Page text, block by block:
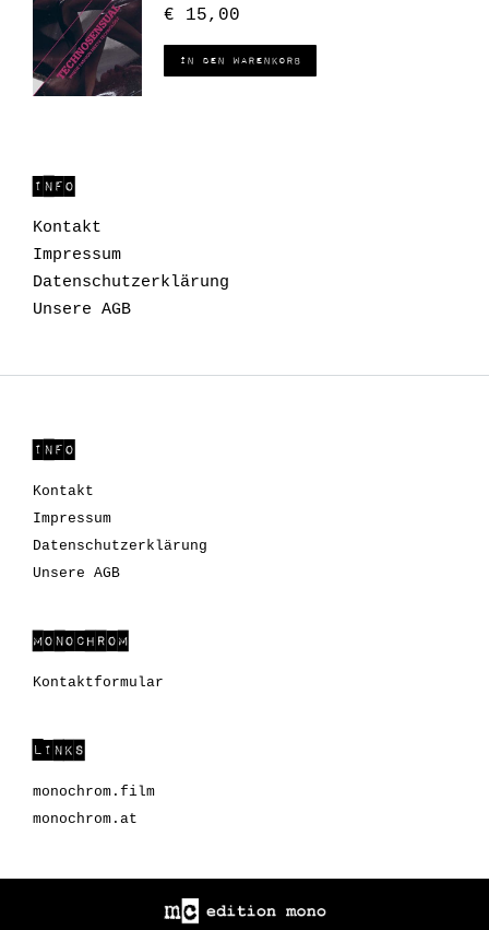
€ 15,00
In den Warenkorb
INFO
Kontakt
Impressum
Datenschutzerklärung
Unsere AGB
INFO
Kontakt
Impressum
Datenschutzerklärung
Unsere AGB
MONOCHROM
Kontaktformular
LINKS
monochrom.film
monochrom.at